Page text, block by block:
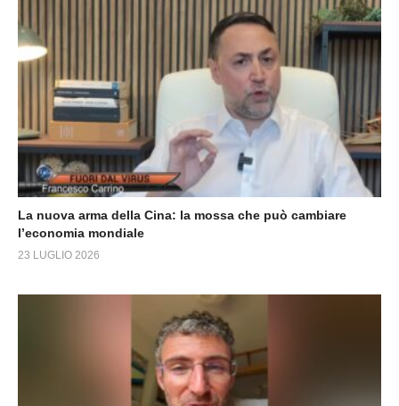
La nuova arma della Cina: la mossa che può cambiare
l’economia mondiale
23 LUGLIO 2026